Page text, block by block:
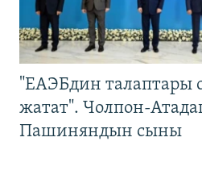
"ЕАЭБдин талаптары
жатат". Чолпон-
Пашиняндын сыны